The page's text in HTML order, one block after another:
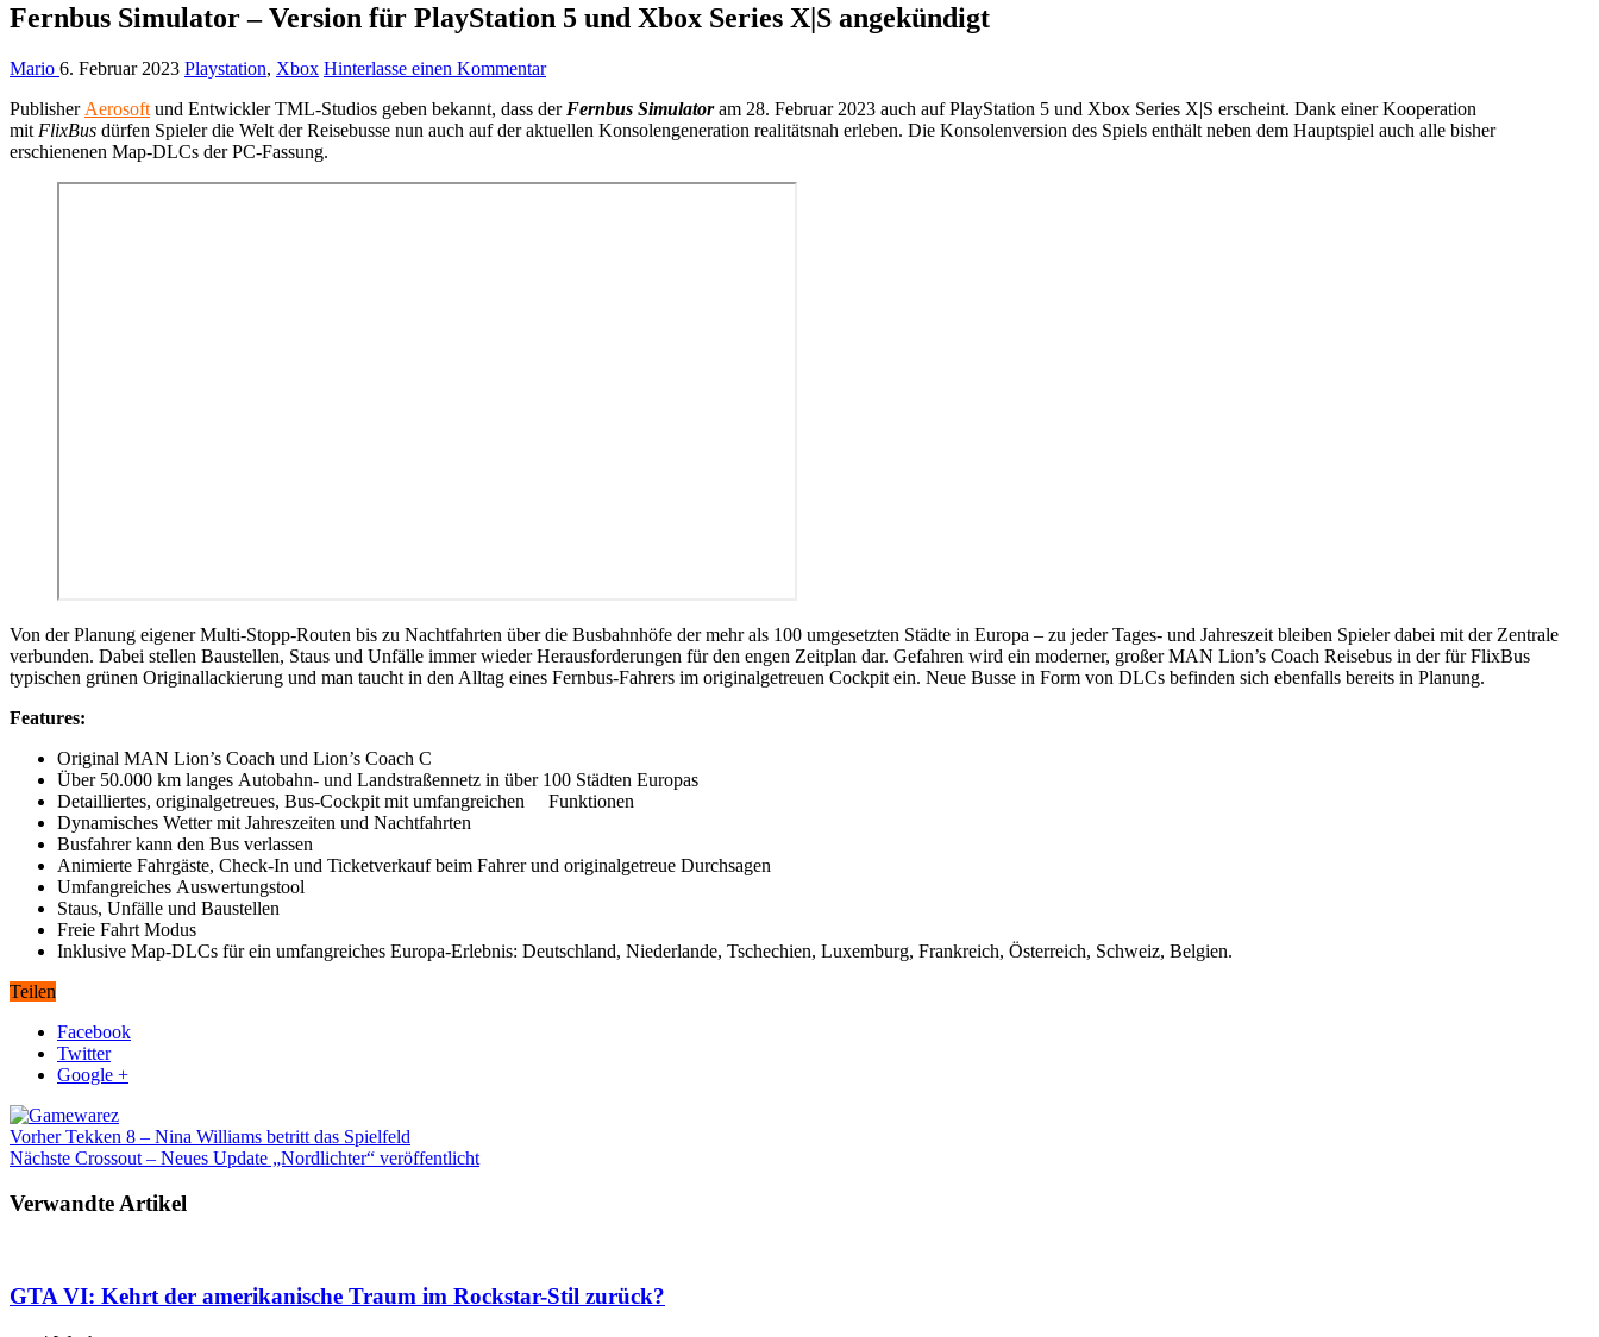
Fernbus Simulator – Version für PlayStation 5 und Xbox Series X|S angekündigt
Mario 6. Februar 2023 Playstation, Xbox Hinterlasse einen Kommentar
Publisher Aerosoft und Entwickler TML-Studios geben bekannt, dass der Fernbus Simulatoram 28. Februar 2023 auch auf PlayStation 5 und Xbox Series X|S erscheint. Dank einer Kooperation
mit FlixBus dürfen Spieler die Welt der Reisebusse nun auch auf der aktuellen Konsolengeneration realitätsnah erleben. Die Konsolenversion des Spiels enthält neben dem Hauptspiel auch alle bisher
erschienenen Map-DLCs der PC-Fassung.
Von der Planung eigener Multi-Stopp-Routen bis zu Nachtfahrten über die Busbahnhöfe der mehr als 100 umgesetzten Städte in Europa – zu jeder Tages- und Jahreszeit bleiben Spieler dabei mit der Zentrale
verbunden. Dabei stellen Baustellen, Staus und Unfälle immer wieder Herausforderungen für den engen Zeitplan dar. Gefahren wird ein moderner, großer MAN Lion’s Coach Reisebus in der für FlixBus
typischen grünen Originallackierung und man taucht in den Alltag eines Fernbus-Fahrers im originalgetreuen Cockpit ein. Neue Busse in Form von DLCs befinden sich ebenfalls bereits in Planung.
Features:
Original MAN Lion’s Coach und Lion’s Coach C
Über 50.000 km langes Autobahn- und Landstraßennetz in über 100 Städten Europas
Detailliertes, originalgetreues, Bus-Cockpit mit umfangreichen Funktionen
Dynamisches Wetter mit Jahreszeiten und Nachtfahrten
Busfahrer kann den Bus verlassen
Animierte Fahrgäste, Check-In und Ticketverkauf beim Fahrer und originalgetreue Durchsagen
Umfangreiches Auswertungstool
Staus, Unfälle und Baustellen
Freie Fahrt Modus
Inklusive Map-DLCs für ein umfangreiches Europa-Erlebnis: Deutschland, Niederlande, Tschechien, Luxemburg, Frankreich, Österreich, Schweiz, Belgien.
Teilen
Facebook
Twitter
Google +
VorherTekken 8 – Nina Williams betritt das Spielfeld
Nächste Crossout – Neues Update „Nordlichter“ veröffentlicht
Verwandte Artikel
GTA VI: Kehrt der amerikanische Traum im Rockstar-Stil zurück?